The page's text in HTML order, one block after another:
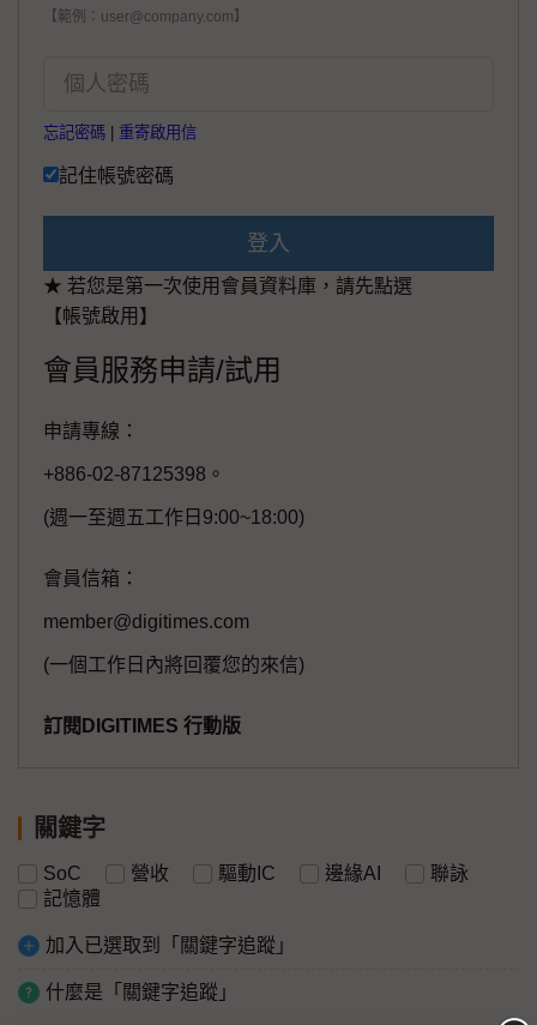
【範例：user@company.com】
忘記密碼 重寄啟用信
記住帳號密碼
登入
★ 若您是第一次使用會員資料庫，請先點選
【帳號啟用】
會員服務申請/試用
申請專線：
+886-02-87125398。
(週一至週五工作日9:00~18:00)
會員信箱：
member@digitimes.com
(一個工作日內將回覆您的來信)
訂閱DIGITIMES 行動版
關鍵字
SoC 營收 驅動IC 邊緣AI
聯詠
記憶體
加入已選取到「關鍵字追蹤」
什麼是「關鍵字追蹤」